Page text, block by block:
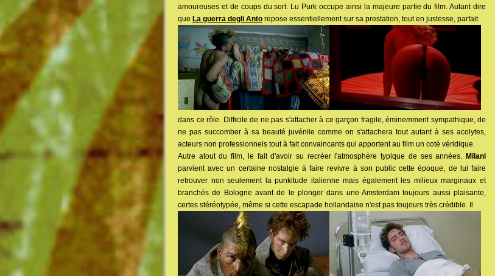
amoureuses et de coups du sort. Lu Purk occupe ainsi la majeure partie du film. Autant dire
que La guerra degli Anto repose essentiellement sur sa prestation, tout en justesse, parfait
dans ce rôle. Difficile de ne pas s'attacher à ce garçon fragile, éminemment sympathique, de
ne pas succomber à sa beauté juvénile comme on s'attachera tout autant à ses acolytes,
acteurs non professionnels tout à fait convaincants qui apportent au film un coté véridique.
Autre atout du film, le fait d'avoir su recréer l'atmosphère typique de ses années. Milani
parvient avec un certaine nostalgie à faire revivre à son public cette époque, de lui faire
retrouver non seulement la punkitude italienne mais également les milieux marginaux et
branchés de Bologne avant de le plonger dans une Amsterdam toujours aussi plaisante,
certes stéréotypée, même si cette escapade hollandaise n'est pas toujours très crédible. Il